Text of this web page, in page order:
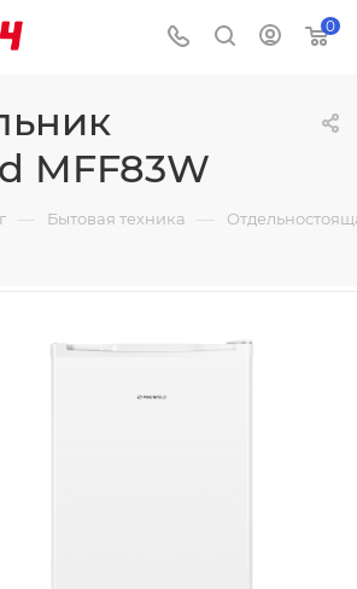
0
MFF83W
— Бытовая техника —